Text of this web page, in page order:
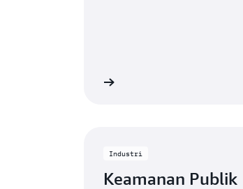
Industri
Keamanan Publik